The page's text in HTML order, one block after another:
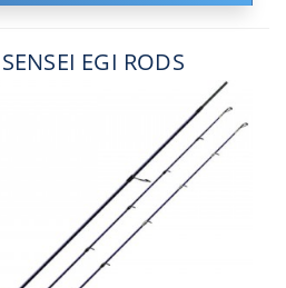
EGI RODS